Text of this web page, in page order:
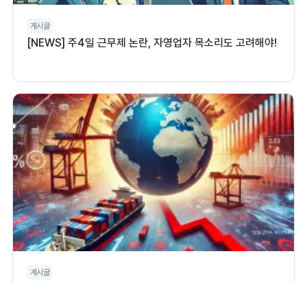
게시글
[NEWS] 주4일 근무제 논란, 자영업자 목소리도 고려해야!
게시글